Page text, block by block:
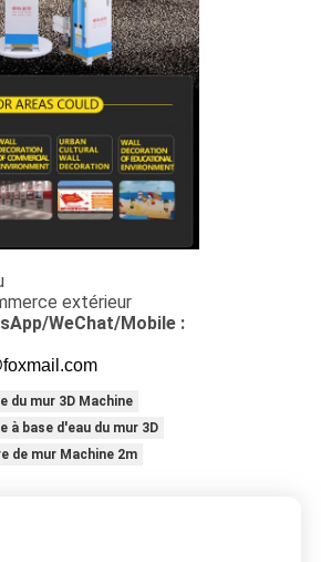
extérieur
WeChat/Mobile :
du mur 3D Machine
à base d'eau du mur 3D
de mur Machine 2m